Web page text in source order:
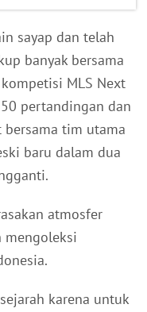
sayap dan telah
banyak bersama
MLS Next
pertandingan dan
tim utama
baru dalam dua
atmosfer
mengoleksi
karena untuk